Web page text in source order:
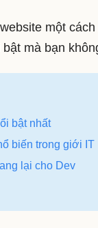
một
bật mà bạn
bật nhất
biến trong giới IT
lại cho Dev